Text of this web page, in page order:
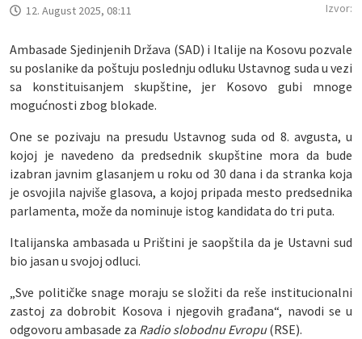
12. August 2025, 08:11 Izvor:
Ambasade Sjedinjenih Država (SAD) i Italije na Kosovu pozvale
su poslanike da poštuju poslednju odluku Ustavnog suda u vezi
sa konstituisanjem skupštine, jer Kosovo gubi mnoge
mogućnosti zbog blokade.
One se pozivaju na presudu Ustavnog suda od 8. avgusta, u
kojoj je navedeno da predsednik skupštine mora da bude
izabran javnim glasanjem u roku od 30 dana i da stranka koja
je osvojila najviše glasova, a kojoj pripada mesto predsednika
parlamenta, može da nominuje istog kandidata do tri puta.
Italijanska ambasada u Prištini je saopštila da je Ustavni sud
bio jasan u svojoj odluci.
„Sve političke snage moraju se složiti da reše institucionalni
zastoj za dobrobit Kosova i njegovih građana“, navodi se u
odgovoru ambasade za Radio slobodnu Evropu(RSE).